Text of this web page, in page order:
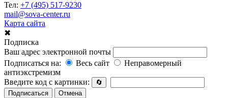
Тел: +7 (495) 517-9230
mail@sova-center.ru
Карта сайта
✖
Подписка
Ваш адрес электронной почты
Подписаться на:
Весь сайт
Неправомерный
антиэкстремизм
Введите код с картинки:
🔄
Подписаться
Отмена